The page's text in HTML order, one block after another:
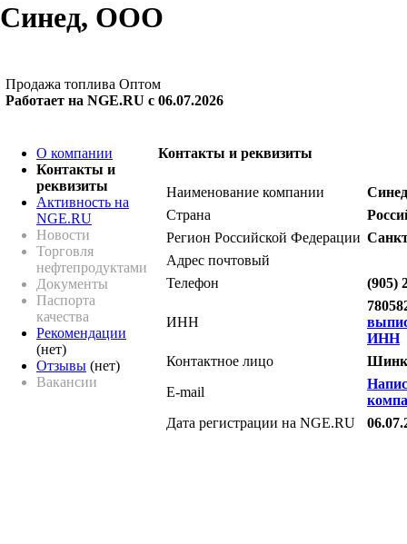
Синед, ООО
Продажа топлива Оптом
Работает на NGE.RU с 06.07.2026
О компании
Контакты и
реквизиты
Активность на
NGE.RU
Новости
Торговля
нефтепродуктами
Документы
Паспорта
качества
Рекомендации
(нет)
Отзывы (нет)
Вакансии
Контакты и реквизиты
Наименование компании
Страна
Регион Российской Федерации
Адрес почтовый
Телефон
(905)
ИНН
ИНН
Контактное лицо
E-mail
Дата регистрации на NGE.RU